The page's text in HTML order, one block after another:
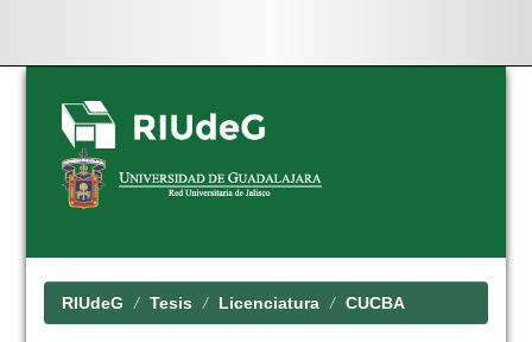
Skip
navigation
RIUdeG Tesis Licenciatura CUCBA